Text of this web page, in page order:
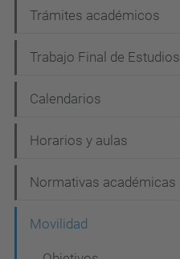
Trámites académicos
Trabajo Final de Estudios
Calendarios
Horarios y aulas
Normativas académicas
Movilidad